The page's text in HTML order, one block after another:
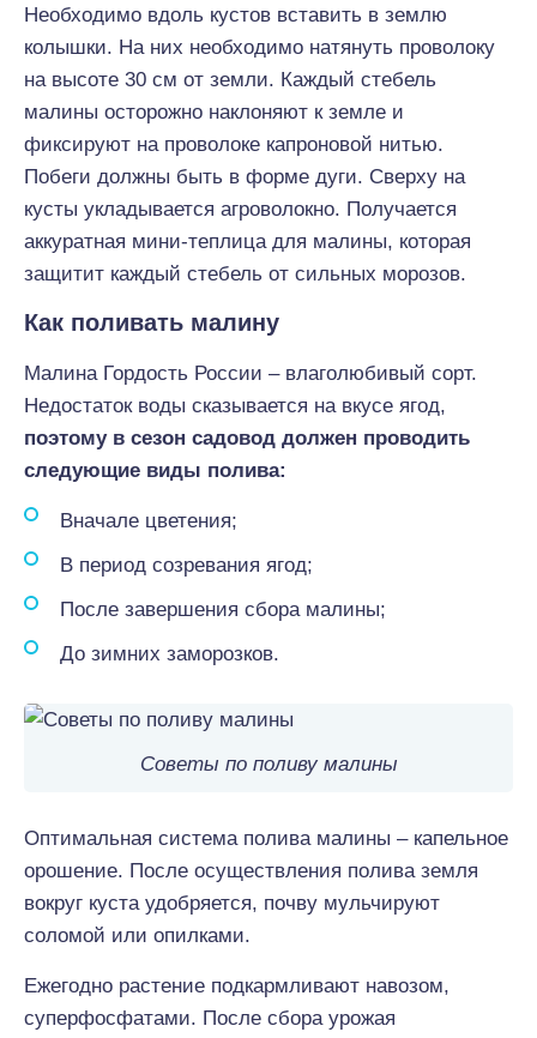
Необходимо вдоль кустов вставить в землю
колышки. На них необходимо натянуть проволоку
на высоте 30 см от земли. Каждый стебель
малины осторожно наклоняют к земле и
фиксируют на проволоке капроновой нитью.
Побеги должны быть в форме дуги. Сверху на
кусты укладывается агроволокно. Получается
аккуратная мини-теплица для малины, которая
защитит каждый стебель от сильных морозов.
Как поливать малину
Малина Гордость России – влаголюбивый сорт.
Недостаток воды сказывается на вкусе ягод,
поэтому в сезон садовод должен проводить
следующие виды полива:
Вначале цветения;
В период созревания ягод;
После завершения сбора малины;
До зимних заморозков.
Советы по поливу малины
Оптимальная система полива малины – капельное
орошение. После осуществления полива земля
вокруг куста удобряется, почву мульчируют
соломой или опилками.
Ежегодно растение подкармливают навозом,
суперфосфатами. После сбора урожая